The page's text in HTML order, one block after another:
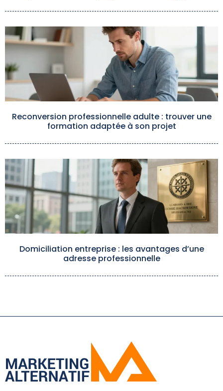
Reconversion professionnelle adulte : trouver une
formation adaptée à son projet
Domiciliation entreprise : les avantages d’une
adresse professionnelle